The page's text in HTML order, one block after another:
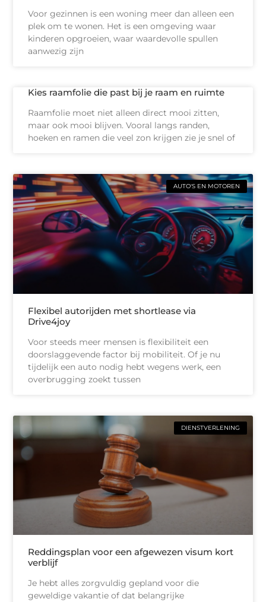
Voor gezinnen is een woning meer dan alleen een
plek om te wonen. Het is een omgeving waar
kinderen opgroeien, waar waardevolle spullen
aanwezig zijn
Kies raamfolie die past bij je raam en ruimte
Raamfolie moet niet alleen direct mooi zitten,
maar ook mooi blijven. Vooral langs randen,
hoeken en ramen die veel zon krijgen zie je snel of
AUTO'S EN MOTOREN
Flexibel autorijden met shortlease via
Drive4joy
Voor steeds meer mensen is flexibiliteit een
doorslaggevende factor bij mobiliteit. Of je nu
tijdelijk een auto nodig hebt wegens werk, een
overbrugging zoekt tussen
DIENSTVERLENING
Reddingsplan voor een afgewezen visum kort
verblijf
Je hebt alles zorgvuldig gepland voor die
geweldige vakantie of dat belangrijke